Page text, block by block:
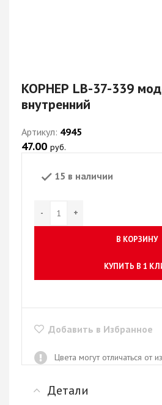
КОРНЕР LB-37-339
внутренний
Артикул: 4945
47.00 руб.
15 в наличии
В КОРЗИНУ
КУПИТЬ В 1
Добавить в Избранное
Цвета могут отличаться от
Детали